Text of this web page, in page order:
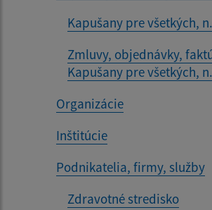
Kapušany pre všetkých,
Zmluvy, objednávky,
Kapušany pre všetkých,
Organizácie
Inštitúcie
Podnikatelia, firmy, služby
Zdravotné stredisko